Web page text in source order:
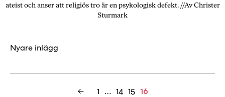
ateist och anser att religiös tro är en psykologisk defekt. //Av Christer
Sturmark
Nyare inlägg
← 1 … 14 15 16